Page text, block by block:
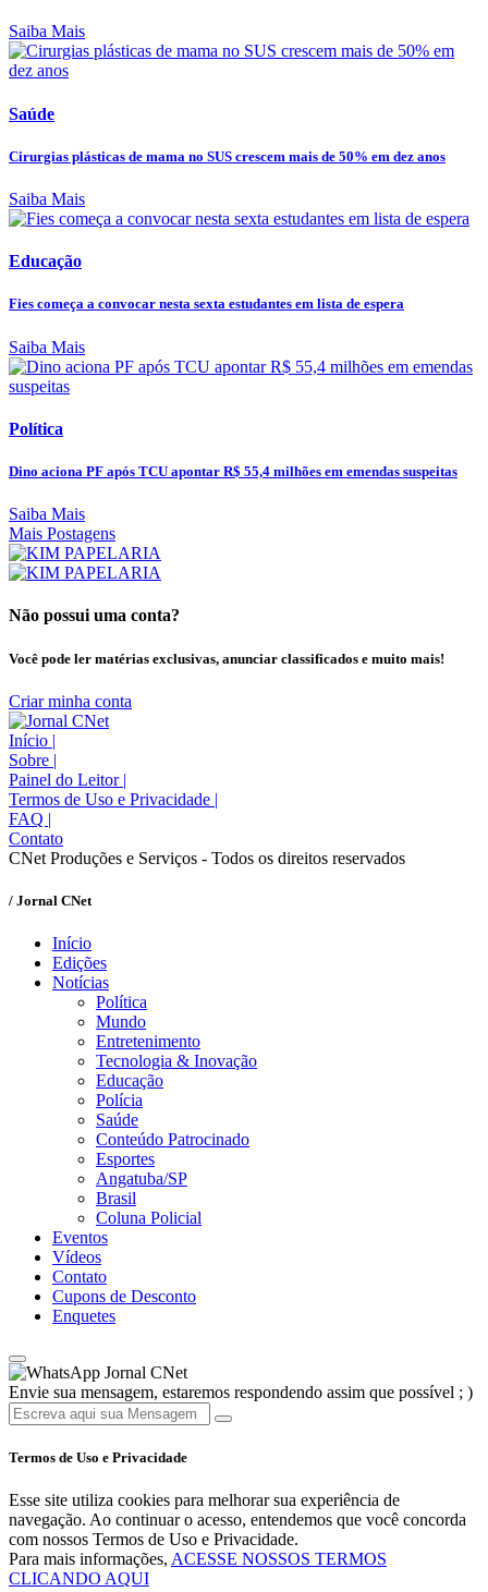
Saiba Mais
Saúde
Cirurgias plásticas de mama no SUS crescem mais de 50% em dez anos
Saiba Mais
Educação
Fies começa a convocar nesta sexta estudantes em lista de espera
Saiba Mais
Política
Dino aciona PF após TCU apontar R$ 55,4 milhões em emendas suspeitas
Saiba Mais
Mais Postagens
Não possui uma conta?
Você pode ler matérias exclusivas, anunciar classificados e muito mais!
Criar minha conta
Início |
Sobre |
Painel do Leitor |
Termos de Uso e Privacidade |
FAQ |
Contato
CNet Produções e Serviços - Todos os direitos reservados
/ Jornal CNet
Início
Edições
Notícias
Política
Mundo
Entretenimento
Tecnologia & Inovação
Educação
Polícia
Saúde
Conteúdo Patrocinado
Esportes
Angatuba/SP
Brasil
Coluna Policial
Eventos
Vídeos
Contato
Cupons de Desconto
Enquetes
Jornal CNet
Envie sua mensagem, estaremos respondendo assim que possível ; )
Termos de Uso e Privacidade
Esse site utiliza cookies para melhorar sua experiência de
navegação. Ao continuar o acesso, entendemos que você concorda
com nossos Termos de Uso e Privacidade.
Para mais informações, ACESSE NOSSOS TERMOS
CLICANDO AQUI